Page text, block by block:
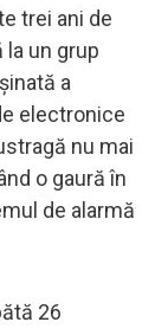
trei ani de
un grup
a
electronice
nu mai
o gaură în
de alarmă
26